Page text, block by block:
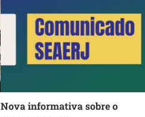
Nova informativa sobre o